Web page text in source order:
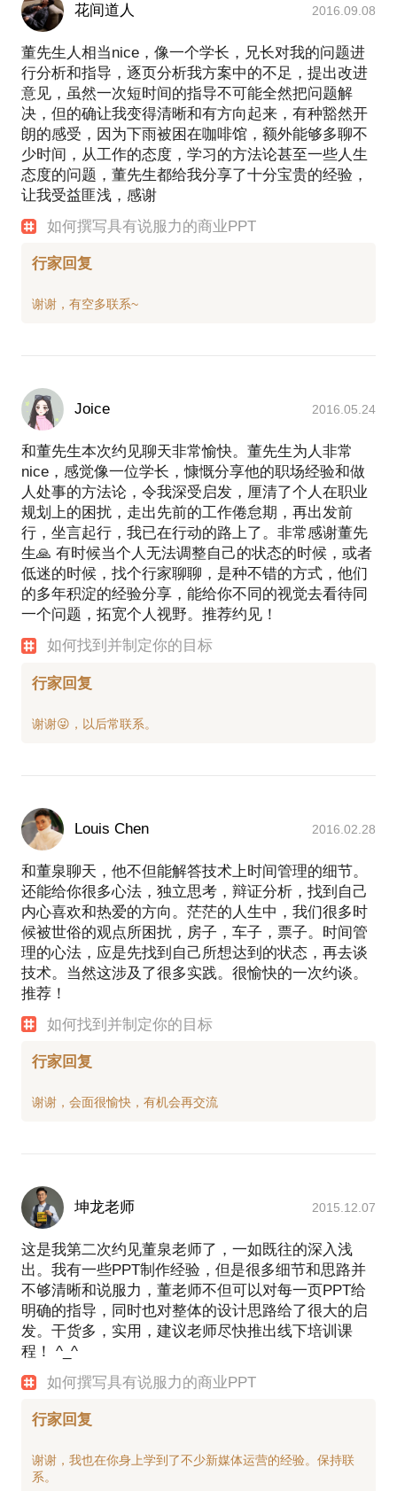
花间道人 2016.09.08
董先生人相当nice，像一个学长，兄长对我的问题进
行分析和指导，逐页分析我方案中的不足，提出改进
意见，虽然一次短时间的指导不可能全然把问题解
决，但的确让我变得清晰和有方向起来，有种豁然开
朗的感受，因为下雨被困在咖啡馆，额外能够多聊不
少时间，从工作的态度，学习的方法论甚至一些人生
态度的问题，董先生都给我分享了十分宝贵的经验，
让我受益匪浅，感谢
如何撰写具有说服力的商业PPT
行家回复
Joice 2016.05.24
和董先生本次约见聊天非常愉快。董先生为人非常
nice，感觉像一位学长，慷慨分享他的职场经验和做
人处事的方法论，令我深受启发，厘清了个人在职业
规划上的困扰，走出先前的工作倦怠期，再出发前
行，坐言起行，我已在行动的路上了。非常感谢董先
生🙏 有时候当个人无法调整自己的状态的时候，或者
低迷的时候，找个行家聊聊，是种不错的方式，他们
的多年积淀的经验分享，能给你不同的视觉去看待同
一个问题，拓宽个人视野。推荐约见！
如何找到并制定你的目标
行家回复
Louis Chen 2016.02.28
和董泉聊天，他不但能解答技术上时间管理的细节。
还能给你很多心法，独立思考，辩证分析，找到自己
内心喜欢和热爱的方向。茫茫的人生中，我们很多时
候被世俗的观点所困扰，房子，车子，票子。时间管
理的心法，应是先找到自己所想达到的状态，再去谈
技术。当然这涉及了很多实践。很愉快的一次约谈。
推荐！
如何找到并制定你的目标
行家回复
坤龙老师 2015.12.07
这是我第二次约见董泉老师了，一如既往的深入浅
出。我有一些PPT制作经验，但是很多细节和思路并
不够清晰和说服力，董老师不但可以对每一页PPT给
明确的指导，同时也对整体的设计思路给了很大的启
发。干货多，实用，建议老师尽快推出线下培训课
程！ ^_^
如何撰写具有说服力的商业PPT
行家回复
谢谢，我也在你身上学到了不少新媒体运营的经验。保持联